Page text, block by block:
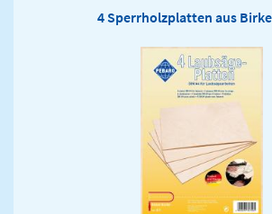
4 Sperrholzplatten aus